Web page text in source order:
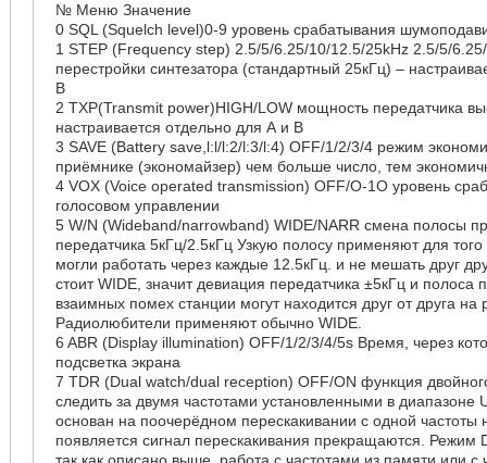
№ Меню Значение
0 SQL (Squelch level)0-9 уровень срабатывания
1 STEP (Frequency step) 2.5/5/6.25/10/12.5/25kHz 2.5/5/
перестройки синтезатора (стандартный 25кГц) –
В
2 TXP(Transmit power)HIGH/LOW мощность передатчика
настраивается отдельно для А и В
3 SAVE (Battery save,l:l/l:2/l:3/l:4) OFF/1/2/3/4 режим
приёмнике (экономайзер) чем больше число, тем
4 VOX (Voice operated transmission) OFF/O-1O уровень
голосовом управлении
5 W/N (Wideband/narrowband) WIDE/NARR смена полосы
передатчика 5кГц/2.5кГц Узкую полосу применяют для
могли работать через каждые 12.5кГц. и не мешать друг
стоит WIDE, значит девиация передатчика ±5кГц и
взаимных помех станции могут находится друг от друга на
Радиолюбители применяют обычно WIDE.
6 ABR (Display illumination) OFF/1/2/3/4/5s Время, через
подсветка экрана
7 TDR (Dual watch/dual reception) OFF/ON функция
следить за двумя частотами установленными в диапазоне
основан на поочерёдном перескакивании с одной частоты
появляется сигнал перескакивания прекращаются. Режим